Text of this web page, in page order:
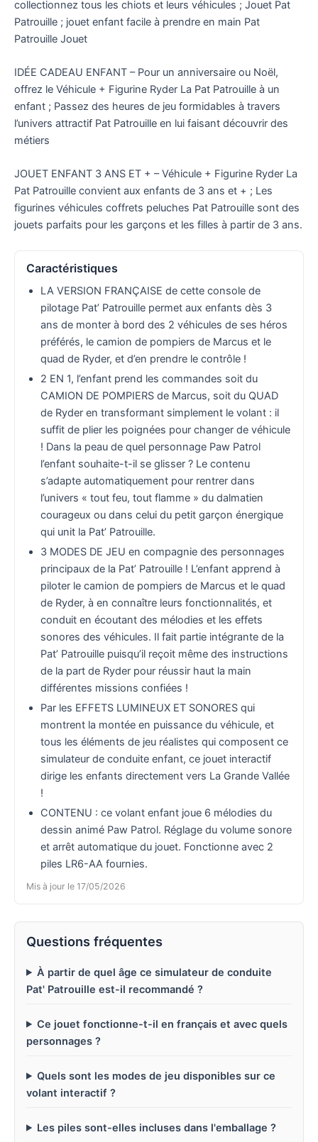
collectionnez tous les chiots et leurs véhicules ; Jouet Pat
Patrouille ; jouet enfant facile à prendre en main Pat
Patrouille Jouet
IDÉE CADEAU ENFANT – Pour un anniversaire ou Noël,
offrez le Véhicule + Figurine Ryder La Pat Patrouille à un
enfant ; Passez des heures de jeu formidables à travers
l’univers attractif Pat Patrouille en lui faisant découvrir des
métiers
JOUET ENFANT 3 ANS ET + – Véhicule + Figurine Ryder La
Pat Patrouille convient aux enfants de 3 ans et + ; Les
figurines véhicules coffrets peluches Pat Patrouille sont des
jouets parfaits pour les garçons et les filles à partir de 3 ans.
Caractéristiques
LA VERSION FRANÇAISE de cette console de
pilotage Pat’ Patrouille permet aux enfants dès 3
ans de monter à bord des 2 véhicules de ses héros
préférés, le camion de pompiers de Marcus et le
quad de Ryder, et d’en prendre le contrôle !
2 EN 1, l’enfant prend les commandes soit du
CAMION DE POMPIERS de Marcus, soit du QUAD
de Ryder en transformant simplement le volant : il
suffit de plier les poignées pour changer de véhicule
! Dans la peau de quel personnage Paw Patrol
l’enfant souhaite-t-il se glisser ? Le contenu
s’adapte automatiquement pour rentrer dans
l’univers « tout feu, tout flamme » du dalmatien
courageux ou dans celui du petit garçon énergique
qui unit la Pat’ Patrouille.
3 MODES DE JEU en compagnie des personnages
principaux de la Pat’ Patrouille ! L’enfant apprend à
piloter le camion de pompiers de Marcus et le quad
de Ryder, à en connaître leurs fonctionnalités, et
conduit en écoutant des mélodies et les effets
sonores des véhicules. Il fait partie intégrante de la
Pat’ Patrouille puisqu’il reçoit même des instructions
de la part de Ryder pour réussir haut la main
différentes missions confiées !
Par les EFFETS LUMINEUX ET SONORES qui
montrent la montée en puissance du véhicule, et
tous les éléments de jeu réalistes qui composent ce
simulateur de conduite enfant, ce jouet interactif
dirige les enfants directement vers La Grande Vallée
!
CONTENU : ce volant enfant joue 6 mélodies du
dessin animé Paw Patrol. Réglage du volume sonore
et arrêt automatique du jouet. Fonctionne avec 2
piles LR6-AA fournies.
Mis à jour le 17/05/2026
Questions fréquentes
À partir de quel âge ce simulateur de conduite
Pat' Patrouille est-il recommandé ?
Ce jouet fonctionne-t-il en français et avec quels
personnages ?
Quels sont les modes de jeu disponibles sur ce
volant interactif ?
Les piles sont-elles incluses dans l'emballage ?